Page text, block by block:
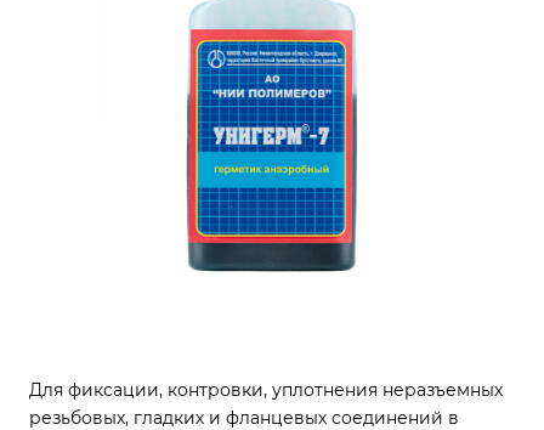
Для фиксации, контровки, уплотнения неразъемных
резьбовых, гладких и фланцевых соединений в